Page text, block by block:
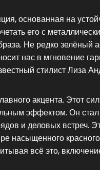
основанная на
его с
Не редко зелёный
нас в мгновение
стилист Лиза
акцента. Этот
эффектом. Он
и деловых встреч.
насыщенного
всё это,